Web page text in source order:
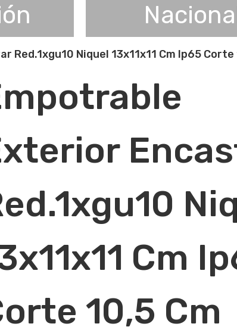
Niquel 13x11x11 Cm Ip65 Corte
Cm
10,5 Cm